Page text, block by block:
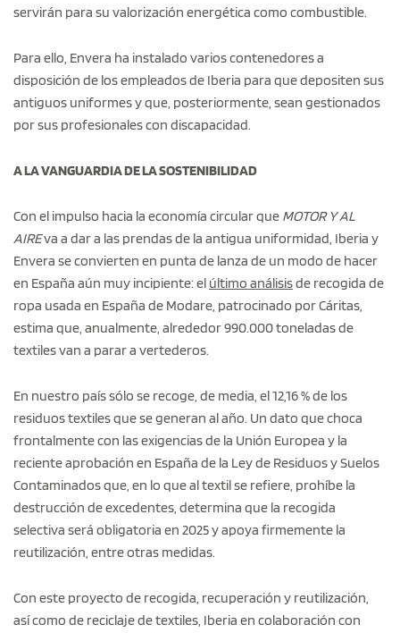
servirán para su valorización energética como combustible.
Para ello, Envera ha instalado varios contenedores a
disposición de los empleados de Iberia para que depositen sus
antiguos uniformes y que, posteriormente, sean gestionados
por sus profesionales con discapacidad.
A LA VANGUARDIA DE LA SOSTENIBILIDAD
Con el impulso hacia la economía circular que MOTOR Y AL
AIREva a dar a las prendas de la antigua uniformidad, Iberia y
Envera se convierten en punta de lanza de un modo de hacer
en España aún muy incipiente: el último análisisde recogida de
ropa usada en España de Modare, patrocinado por Cáritas,
estima que, anualmente, alrededor 990.000 toneladas de
textiles van a parar a vertederos.
En nuestro país sólo se recoge, de media, el 12,16 % de los
residuos textiles que se generan al año. Un dato que choca
frontalmente con las exigencias de la Unión Europea y la
reciente aprobación en España de la Ley de Residuos y Suelos
Contaminados que, en lo que al textil se refiere, prohíbe la
destrucción de excedentes, determina que la recogida
selectiva será obligatoria en 2025 y apoya firmemente la
reutilización, entre otras medidas.
Con este proyecto de recogida, recuperación y reutilización,
así como de reciclaje de textiles, Iberia en colaboración con